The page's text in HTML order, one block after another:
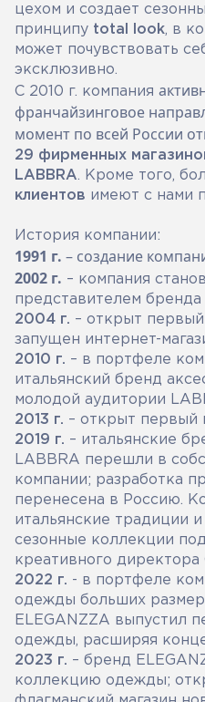
цехом и создает
принципу total look, в
может почувствовать
эксклюзивно.
С 2010 г. компания
франчайзинговое
момент по всей России
29 фирменных
LABBRA. Кроме того,
клиентов имеют с нами
История компании:
1991 г. – создание
2002 г. – компания
представителем
2004 г. – открыт первый
запущен интернет-
2010 г. – в портфеле
итальянский бренд
молодой аудитории
2013 г. – открыт первый
2019 г. – итальянские
LABBRA перешли в
компании; разработка
перенесена в Россию.
итальянские традиции
сезонные коллекции
креативного директора
2022 г. - в портфеле
одежды больших
ELEGANZZA выпустил
одежды, расширяя
2023 г. – бренд
коллекцию одежды;